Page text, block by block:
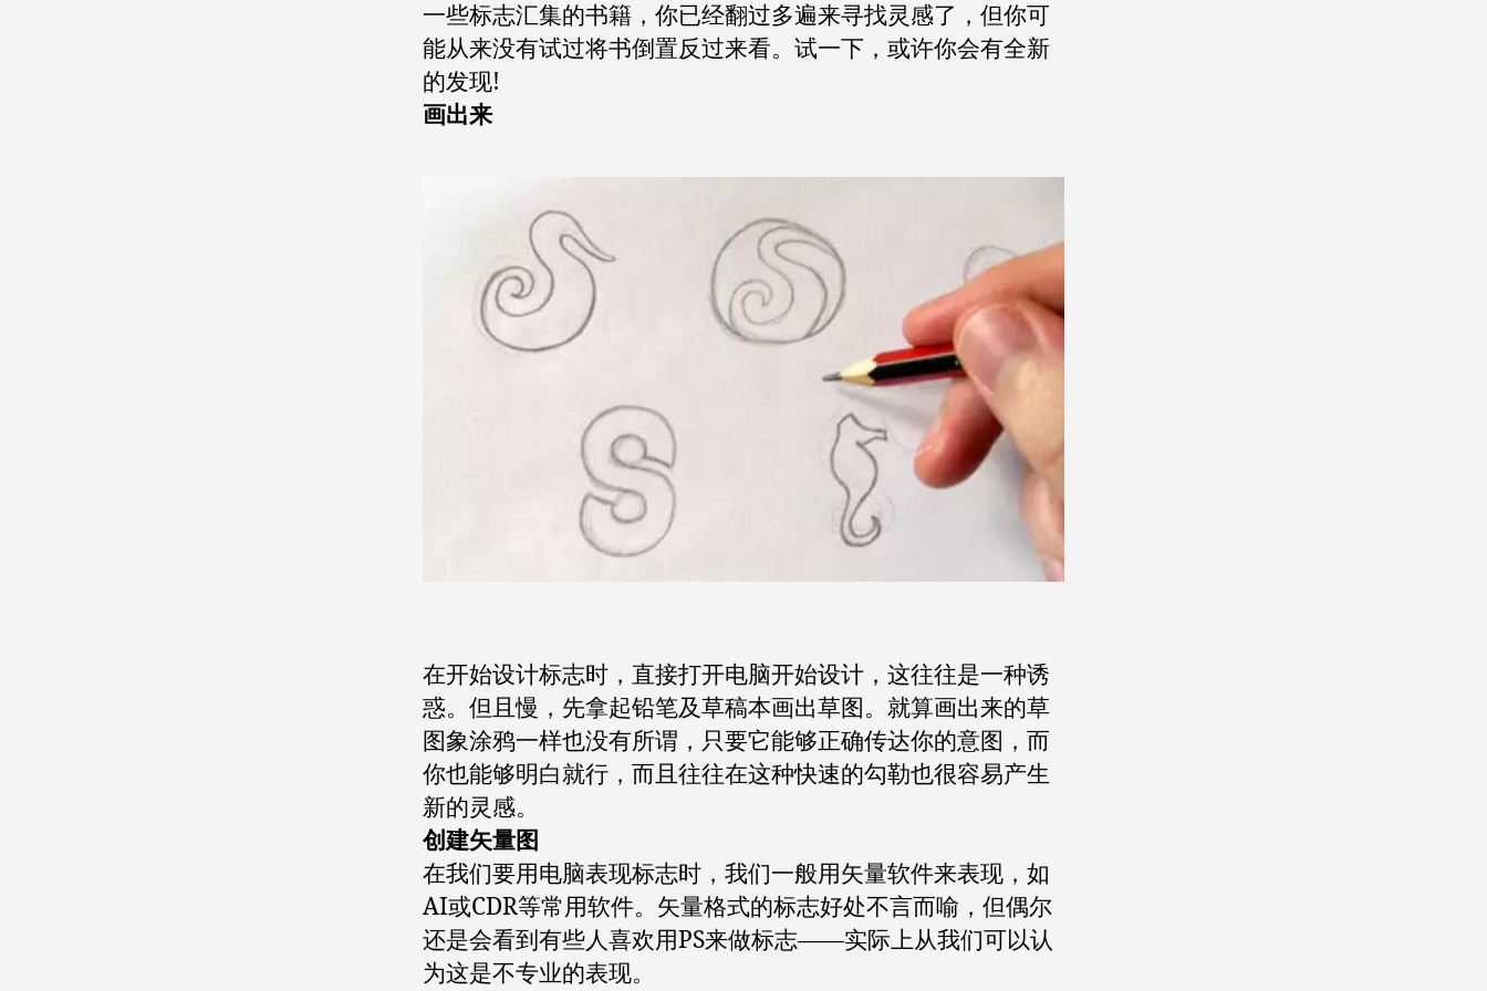
一些标志汇集的书籍，你已经翻过多遍来寻找灵感了，但你可
能从来没有试过将书倒置反过来看。试一下，或许你会有全新
的发现!
画出来
在开始设计标志时，直接打开电脑开始设计，这往往是一种诱
惑。但且慢，先拿起铅笔及草稿本画出草图。就算画出来的草
图象涂鸦一样也没有所谓，只要它能够正确传达你的意图，而
你也能够明白就行，而且往往在这种快速的勾勒也很容易产生
新的灵感。
创建矢量图
在我们要用电脑表现标志时，我们一般用矢量软件来表现，如
AI或CDR等常用软件。矢量格式的标志好处不言而喻，但偶尔
还是会看到有些人喜欢用PS来做标志——实际上从我们可以认
为这是不专业的表现。